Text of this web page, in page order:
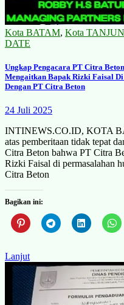
Kota BATAM, Kota
DATE
Ungkap Pengacara PT Citra
Mengaitkan Bapak Rizki Faisal
Dengan PT Citra Beton
24 Juli 2025
INTINEWS.CO.ID, KOTA
atas pemberitaan tidak tepat
Citra Beton bahwa PT Citra
Rizki Faisal di permasalahan
Citra Beton
Bagikan ini:
Lanjut